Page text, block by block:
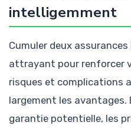
intelligemment
Cumuler deux
attrayant pour renforcer
risques et complications
largement les avantages.
garantie potentielle, les